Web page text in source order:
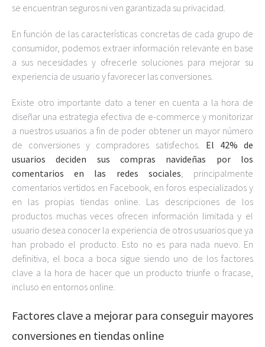
se encuentran seguros ni ven garantizada su privacidad.
En función de las características concretas de cada grupo de
consumidor, podemos extraer información relevante en base
a sus necesidades y ofrecerle soluciones para mejorar su
experiencia de usuario y favorecer las conversiones.
Existe otro importante dato a tener en cuenta a la hora de
diseñar una estrategia efectiva de e-commerce y monitorizar
a nuestros usuarios a fin de poder obtener un mayor número
de conversiones y compradores satisfechos. El 42% de
usuarios deciden sus compras navideñas por los
comentarios en las redes sociales, principalmente
comentarios vertidos en Facebook, en foros especializados y
en las propias tiendas online. Las descripciones de los
productos muchas veces ofrecen información limitada y el
usuario desea conocer la experiencia de otros usuarios que ya
han probado el producto. Esto no es para nada nuevo. En
definitiva, el boca a boca sigue siendo uno de los factores
clave a la hora de hacer que un producto triunfe o fracase,
incluso en entornos online.
Factores clave a mejorar para conseguir mayores
conversiones en tiendas online